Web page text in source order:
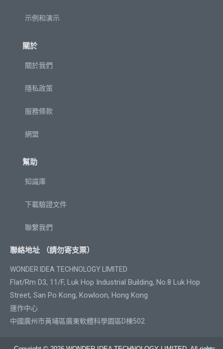
示例和演示
關於
關於我們
隱私政策
服務條款
網盟
幫助
知識庫
下載驗證文件
聯繫我們
聯絡地址 （請勿寄支票）
WONDER IDEA TECHNOLOGY LIMITED
Flat/Rm D3, 11/F, Luk Hop Industrial Building, No.8 Luk Hop
Street, San Po Kong, Kowloon, Hong Kong
運作中心
中國廣州市黃埔區廣東軟體科學園區D棟502